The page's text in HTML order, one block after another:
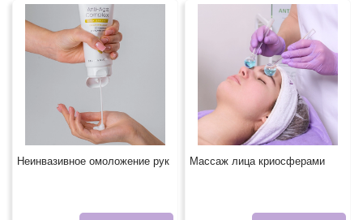
Неинвазивное омоложение рук Массаж лица криосферами